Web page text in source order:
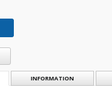
INFORMATION